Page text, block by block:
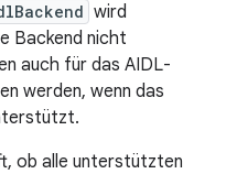
wird
Backend nicht
auch für das AIDL-
werden, wenn das
ob alle unterstützten